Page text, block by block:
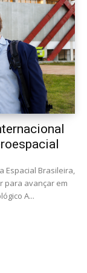
Espacial Brasileira,
para avançar em
projetos de inovação e desenvolvimento tecnológico A...